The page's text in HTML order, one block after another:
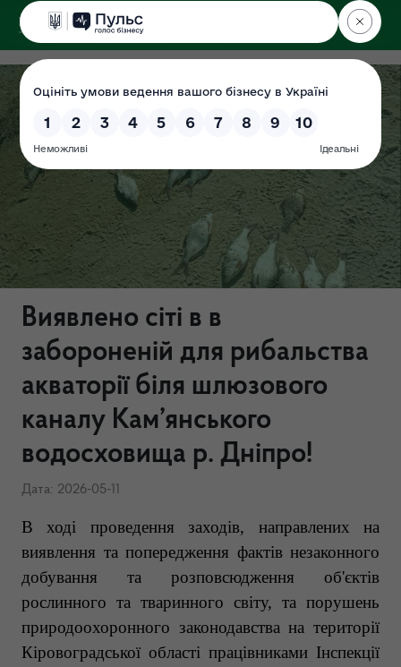
ДЕРЖЕКОІНСПЕКЦІЯ
Виявлено сіті в в
забороненій для рибальства
акваторії біля шлюзового
каналу Кам’янського
водосховища р. Дніпро!
Дата: 2026-05-11
В ході проведення заходів, направлених на
виявлення та попередження фактів незаконного
добування та розповсюдження об'єктів
рослинного та тваринного світу, та порушень
природоохоронного законодавства на території
Кіровоградської області працівниками Інспекції